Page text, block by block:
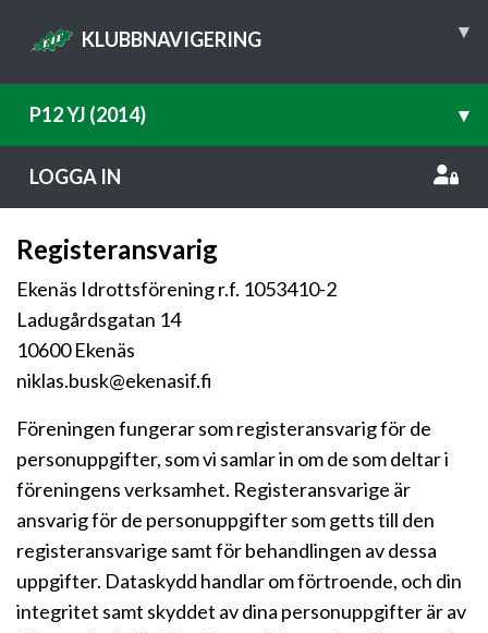
KLUBBNAVIGERING ▾
P12 YJ (2014) ▾
LOGGA IN
Registeransvarig
Ekenäs Idrottsförening r.f. 1053410-2
Ladugårdsgatan 14
10600 Ekenäs
niklas.busk@ekenasif.fi
Föreningen fungerar som registeransvarig för de
personuppgifter, som vi samlar in om de som deltar i
föreningens verksamhet. Registeransvarige är
ansvarig för de personuppgifter som getts till den
registeransvarige samt för behandlingen av dessa
uppgifter. Dataskydd handlar om förtroende, och din
integritet samt skyddet av dina personuppgifter är av